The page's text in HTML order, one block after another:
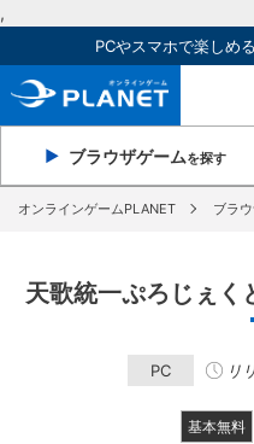
,
PCやスマホで楽しめ
ブラウザゲームを探す
オンラインゲームPLANET ブラ
天歌統一ぷろじぇく
PC リ
基本無料